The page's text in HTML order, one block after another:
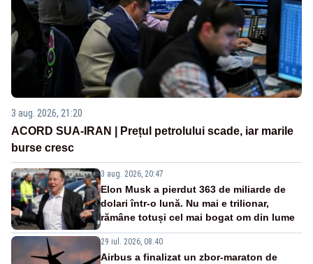
3 aug. 2026, 21:20
ACORD SUA-IRAN | Prețul petrolului scade, iar marile
burse cresc
3 aug. 2026, 20:47
Elon Musk a pierdut 363 de miliarde de
dolari într-o lună. Nu mai e trilionar,
rămâne totuși cel mai bogat om din lume
29 iul. 2026, 08:40
Airbus a finalizat un zbor-maraton de